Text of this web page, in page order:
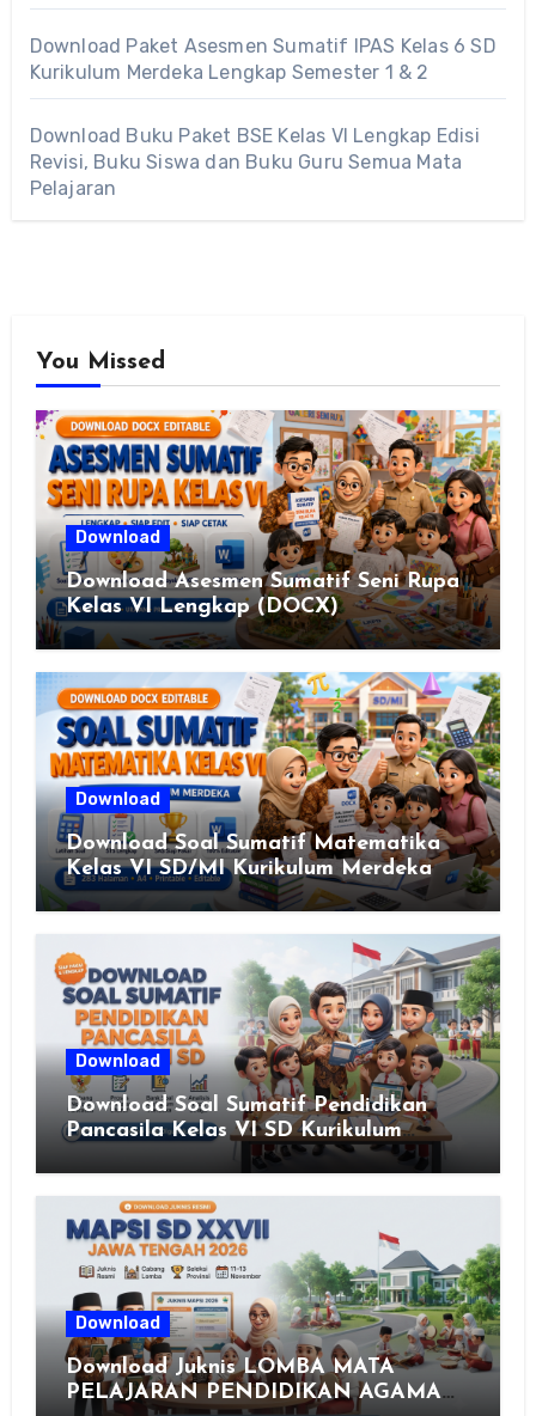
Download Paket Asesmen Sumatif IPAS Kelas 6 SD
Kurikulum Merdeka Lengkap Semester 1 & 2
Download Buku Paket BSE Kelas VI Lengkap Edisi
Revisi, Buku Siswa dan Buku Guru Semua Mata
Pelajaran
You Missed
Download
Download Asesmen Sumatif Seni Rupa
Kelas VI Lengkap (DOCX)
Download
Download Soal Sumatif Matematika
Kelas VI SD/MI Kurikulum Merdeka
Download
Download Soal Sumatif Pendidikan
Pancasila Kelas VI SD Kurikulum
Merdeka, Solusi Praktis Guru
Download
Download Juknis LOMBA MATA
PELAJARAN PENDIDIKAN AGAMA